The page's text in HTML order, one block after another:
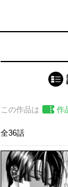
この作品は 作
全36話